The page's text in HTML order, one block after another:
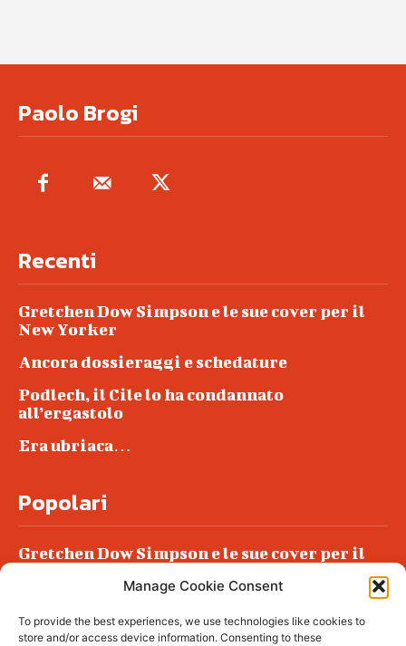
Manage Cookie Consent
To provide the best experiences, we use technologies like cookies to
store and/or access device information. Consenting to these
Paolo Brogi
Recenti
Gretchen Dow Simpson e le sue cover per il
New Yorker
Ancora dossieraggi e schedature
Podlech, il Cile lo ha condannato
all’ergastolo
Era ubriaca…
Popolari
Gretchen Dow Simpson e le sue cover per il
Podlech, il Cile lo ha condannato